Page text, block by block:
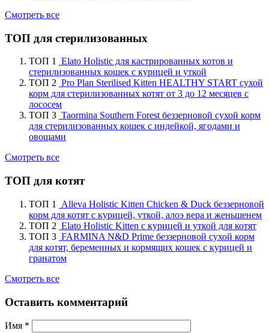
Смотреть все
ТОП для стерилизованных
ТОП 1 Elato Holistic для кастрированных котов и
стерилизованных кошек с курицей и уткой
ТОП 2 Pro Plan Sterilised Kitten HEALTHY START сухой
корм для стерилизованных котят от 3 до 12 месяцев с
лососем
ТОП 3 Taormina Southern Forest беззерновой сухой корм
для стерилизованных кошек с индейкой, ягодами и
овощами
Смотреть все
ТОП для котят
ТОП 1
Alleva Holistic Kitten Chicken & Duck беззерновой
корм для котят с курицей, уткой, алоэ вера и женьшенем
ТОП 2 Elato Holistic Kitten с курицей и уткой для котят
ТОП 3 FARMINA N&D Prime беззерновой сухой корм
для котят, беременных и кормящих кошек с курицей и
гранатом
Смотреть все
Оставить комментарий
Имя *